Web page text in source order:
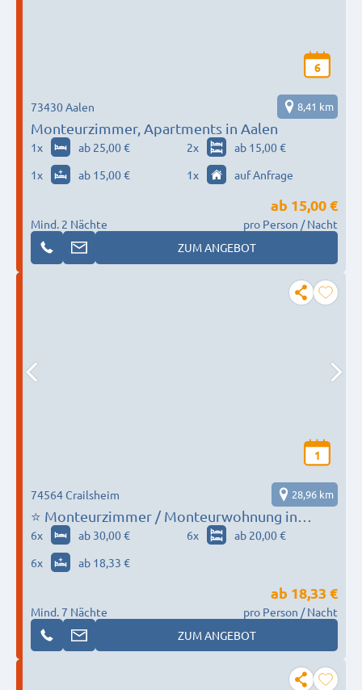
6
Monteurzimmer, Apartments in Aalen
73430 Aalen 8,41 km
1x ab 25,00 € 2x
ab 15,00 €
1x ab 15,00 € 1x auf Anfrage
Mind. 2 Nächte
ab 15,00 €
pro Person / Nacht
ZUM ANGEBOT
1
⭐ Monteurzimmer / Monteurwohnung in
Crailsheim Tel: +49 1578 5118218
74564 Crailsheim 28,96 km
6x ab 30,00 € 6x
ab 20,00 €
6x ab 18,33 €
Mind. 7 Nächte
ab 18,33 €
pro Person / Nacht
ZUM ANGEBOT